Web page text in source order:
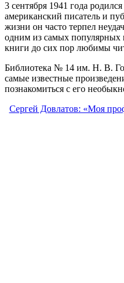
3 сентября 1941 года
американский писатель и
жизни он часто терпел
одним из самых популярных
книги до сих пор любимы
Библиотека № 14 им. Н. В.
самые известные
познакомиться с его
Сергей Довлатов: «Моя